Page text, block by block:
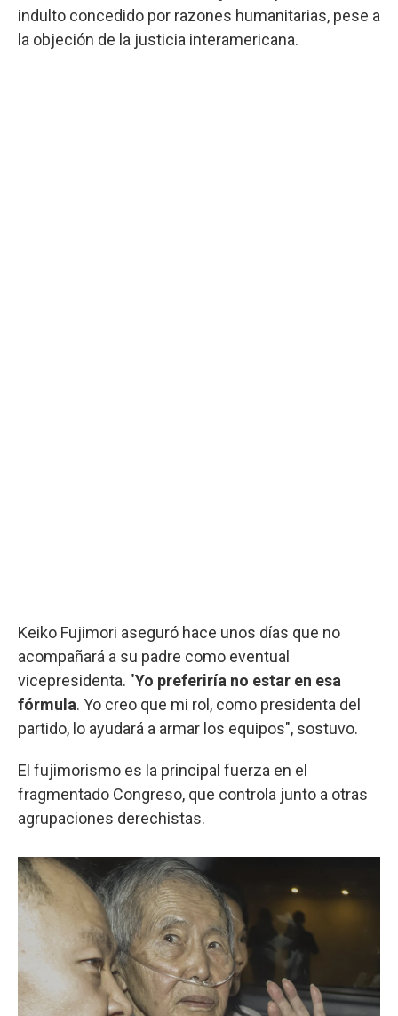
indulto concedido por razones humanitarias, pese a
la objeción de la justicia interamericana.
Keiko Fujimori aseguró hace unos días que no
acompañará a su padre como eventual
vicepresidenta. "Yo preferiría no estar en esa
fórmula. Yo creo que mi rol, como presidenta del
partido, lo ayudará a armar los equipos", sostuvo.
El fujimorismo es la principal fuerza en el
fragmentado Congreso, que controla junto a otras
agrupaciones derechistas.